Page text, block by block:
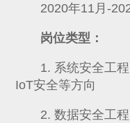
2020年11月-
岗位类型：
1. 系统安全工程
IoT安全等方向
2. 数据安全工程